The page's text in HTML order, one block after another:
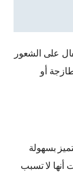
على الشعور
أو
بسهولة
أنها لا تسبب